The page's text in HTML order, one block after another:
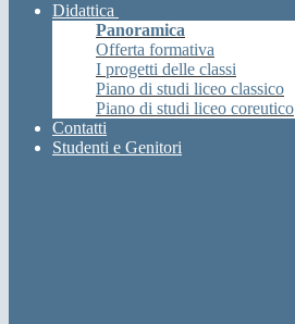
Didattica
Panoramica
Offerta formativa
I progetti delle classi
Piano di studi liceo classico
Piano di studi liceo coreutico
Contatti
Studenti e Genitori